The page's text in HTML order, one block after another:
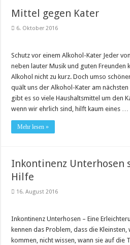
Mittel gegen Kater
6. Oktober 2016
Schutz vor einem Alkohol-Kater Jeder
neben lauter Musik und guten Freunden
Alkohol nicht zu kurz. Doch umso
quält uns der Alkohol-Kater am
gibt es so viele Haushaltsmittel um den
wenn wir ehrlich sind, hilft kaum eines …
Mehr lesen »
Inkontinenz Unterhosen
Hilfe
16. August 2016
Inkontinenz Unterhosen – Eine
kennen das Problem, dass die Kleinsten,
kommen, nicht wissen, wann sie auf die